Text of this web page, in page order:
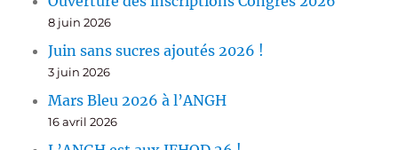
8 juin 2026
Juin sans sucres ajoutés 2026 !
3 juin 2026
Mars Bleu 2026 à l’ANGH
16 avril 2026